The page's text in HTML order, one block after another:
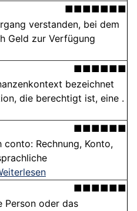
■■■■■■■
verstanden, bei dem
Geld zur Verfügung
■■■■■■
bezeichnet
die berechtigt ist, eine .
■■■■■■
Rechnung, Konto,
■■■■■■
Person oder das